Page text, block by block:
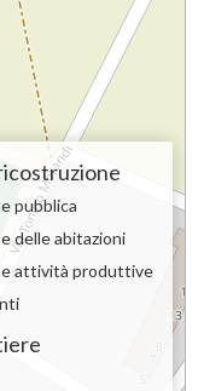
pubblica
delle abitazioni
attività produttive